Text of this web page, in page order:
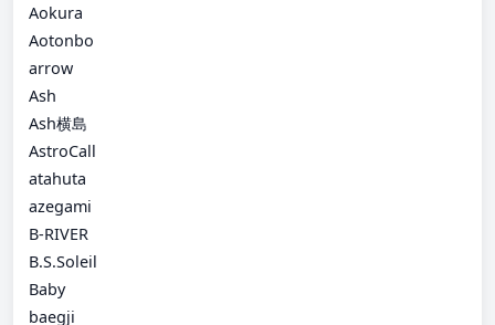
Aokura
Aotonbo
arrow
Ash
Ash横島
AstroCall
atahuta
azegami
B-RIVER
B.S.Soleil
Baby
baegji